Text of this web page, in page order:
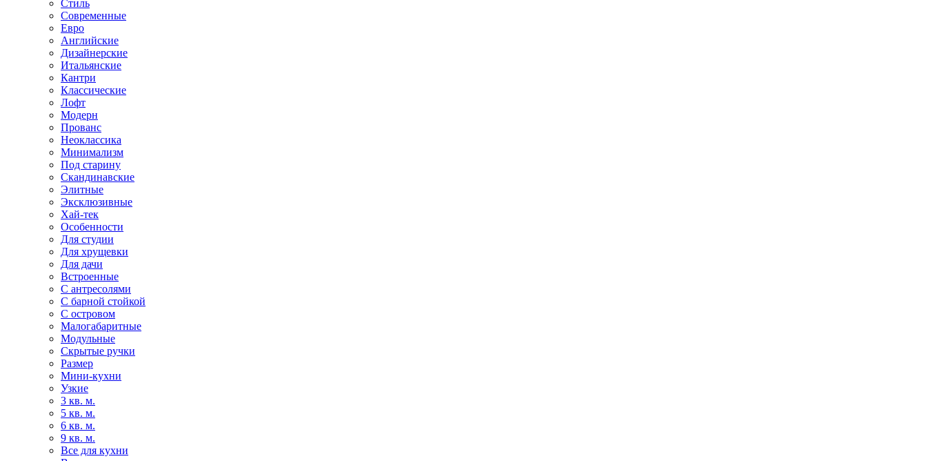
Стиль
Современные
Евро
Английские
Дизайнерские
Итальянские
Кантри
Классические
Лофт
Модерн
Прованс
Неоклассика
Минимализм
Под старину
Скандинавские
Элитные
Эксклюзивные
Хай-тек
Особенности
Для студии
Для хрущевки
Для дачи
Встроенные
С антресолями
С барной стойкой
С островом
Малогабаритные
Модульные
Скрытые ручки
Размер
Мини-кухни
Узкие
3 кв. м.
5 кв. м.
6 кв. м.
9 кв. м.
Все для кухни